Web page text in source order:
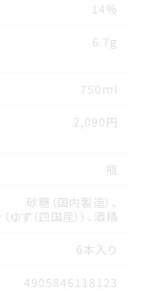
14%
6.7g
750ml
2,090円
瓶
砂糖（国内製造）、
ゆず（四国産））、酒精
6本入り
4905846118123